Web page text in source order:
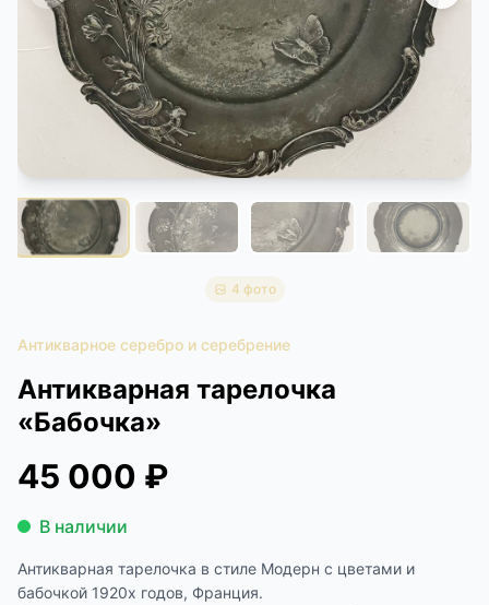
КОНТАКТЫ
ДОСТАВКА И ОПЛАТА
4 фото
Антикварное серебро и серебрение
Антикварная тарелочка
«Бабочка»
45 000 ₽
В наличии
Антикварная тарелочка в стиле Модерн с цветами и
бабочкой 1920х годов, Франция.